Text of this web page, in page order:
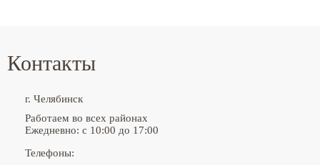
Контакты
г. Челябинск
Работаем во всех районах
Ежедневно: с 10:00 до 17:00
Телефоны: